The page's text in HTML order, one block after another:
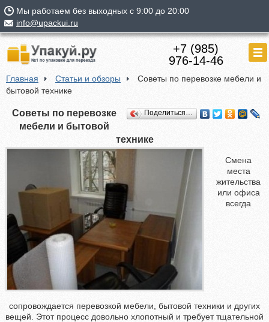
Мы работаем без выходных с 9:00 до 20:00
info@upackui.ru
+7 (985)
976-14-46
Главная Статьи и обзоры
Советы по перевозке мебели и
бытовой технике
Поделиться…
Советы по перевозке
мебели и бытовой
технике
Смена
места
жительства
или офиса
всегда
сопровождается перевозкой мебели, бытовой техники и других
вещей. Этот процесс довольно хлопотный и требует тщательной